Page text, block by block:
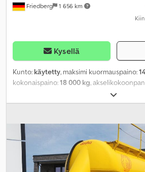
Friedberg 1 656 km
Kysellä
Kunto: käytetty, maksimi kuormauspaino:
kokonaispaino:18 000 kg,
, Valmistusvuosi: